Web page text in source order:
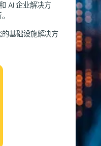
AI 企业解决方
基础设施解决方